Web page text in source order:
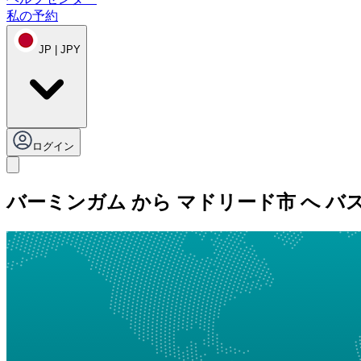
私の予約
JP | JPY
ログイン
バーミンガム から マドリード市 へ バ